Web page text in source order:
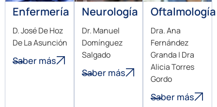
Enfermería
D. José De Hoz
De La Asunción
Saber más
Neurología
Dr. Manuel
Domínguez
Salgado
Saber más
Oftalmología
Dra. Ana
Fernández
Granda | Dra
Alicia Torres
Gordo
Saber más